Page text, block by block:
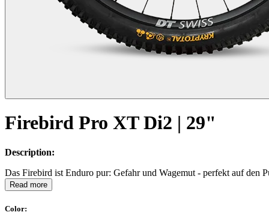
Firebird Pro XT Di2 | 29"
Description:
Das Firebird ist Enduro pur: Gefahr und Wagemut - perfekt auf den
Read more
Color: